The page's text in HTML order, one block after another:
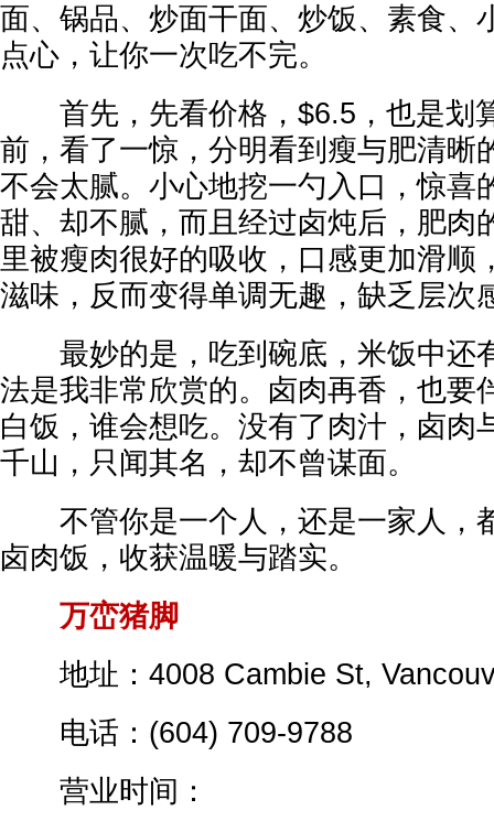
面、锅品、炒面干面、炒饭、素食、
点心，让你一次吃不完。
首先，先看价格，$6.5，也是划
前，看了一惊，分明看到瘦与肥清晰
不会太腻。小心地挖一勺入口，惊喜
甜、却不腻，而且经过卤炖后，肥肉
里被瘦肉很好的吸收，口感更加滑顺
滋味，反而变得单调无趣，缺乏层次
最妙的是，吃到碗底，米饭中还
法是我非常欣赏的。卤肉再香，也要
白饭，谁会想吃。没有了肉汁，卤肉
千山，只闻其名，却不曾谋面。
不管你是一个人，还是一家人，
卤肉饭，收获温暖与踏实。
万峦猪脚
地址：4008 Cambie St,
电话：(604) 709-9788
营业时间：